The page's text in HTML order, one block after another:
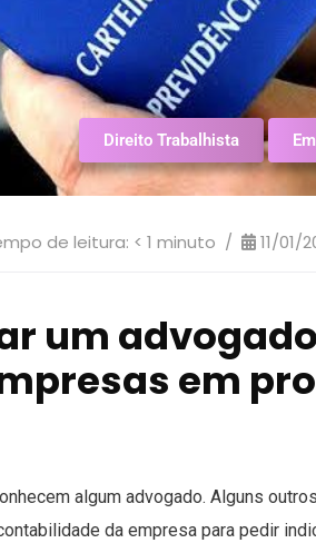
Direito Trabalhista
de leitura: < 1 minuto 11/01/
um
em
algum advogado. Alguns
da empresa para pedir